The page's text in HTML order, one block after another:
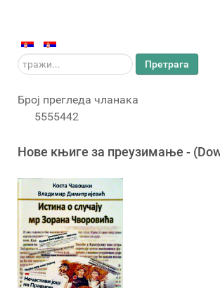
тражи... Претрага
Број прегледа чланака
5555442
Новe књигe за преузимање -